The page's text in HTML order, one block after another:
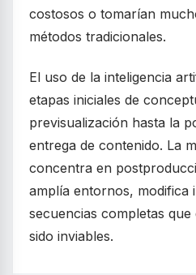
costosos o tomarían
métodos tradicionales.
El uso de la inteligencia
etapas iniciales de
previsualización hasta la
entrega de contenido. La
concentra en
amplía entornos, modifica
secuencias completas
sido inviables.